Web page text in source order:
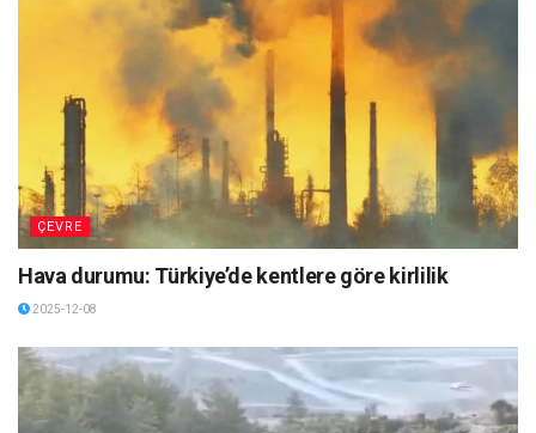
ÇEVRE
Hava durumu: Türkiye’de kentlere göre kirlilik
2025-12-08